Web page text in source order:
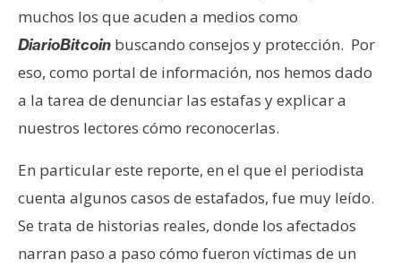
R
e
c
u
s
o
C
muchos los que acuden a medios como
DiarioBitcoin buscando consejos y protección. Por
eso, como portal de información, nos hemos dado
a la tarea de denunciar las estafas y explicar a
nuestros lectores cómo reconocerlas.
En particular este reporte, en el que el periodista
cuenta algunos casos de estafados, fue muy leído.
Se trata de historias reales, donde los afectados
narran paso a paso cómo fueron víctimas de un